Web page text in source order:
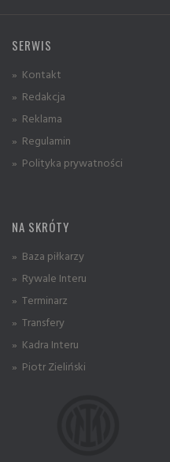
SERWIS
» Kontakt
» Redakcja
» Reklama
» Regulamin
» Polityka prywatności
NA SKRÓTY
» Baza piłkarzy
» Rywale Interu
» Terminarz
» Transfery
» Kadra Interu
» Piotr Zieliński